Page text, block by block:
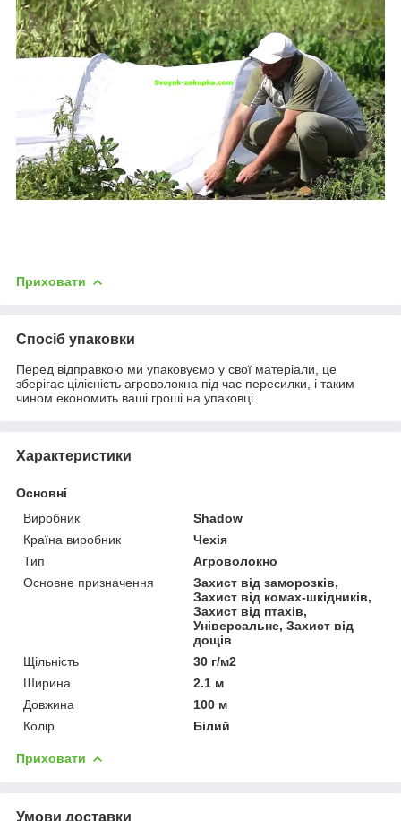
Приховати
Спосіб упаковки
Перед відправкою ми упаковуємо у свої матеріали, це
зберігає цілісність агроволокна під час пересилки, і таким
чином економить ваші гроші на упаковці.
Характеристики
Основні
Виробник
Shadow
Країна виробник
Чехія
Тип
Агроволокно
Основне призначення
Захист від заморозків,
Захист від комах-шкідників,
Захист від птахів,
Універсальне, Захист від
дощів
Щільність
30 г/м2
Ширина
2.1 м
Довжина
100 м
Колір
Білий
Приховати
Умови доставки